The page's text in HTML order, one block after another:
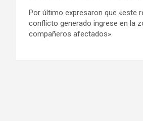
Por último expresaron que «este
conflicto generado ingrese en la
compañeros afectados».